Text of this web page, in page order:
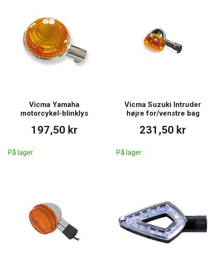
Vicma Yamaha
motorcykel-blinklys
197,50 kr
På lager
Vicma Suzuki Intruder
højre for/venstre bag
231,50 kr
På lager